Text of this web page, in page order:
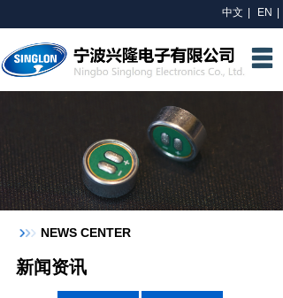
中文 EN
网站首页
关于我们
产品中心
新闻资讯
NEWS CENTER
新闻资讯